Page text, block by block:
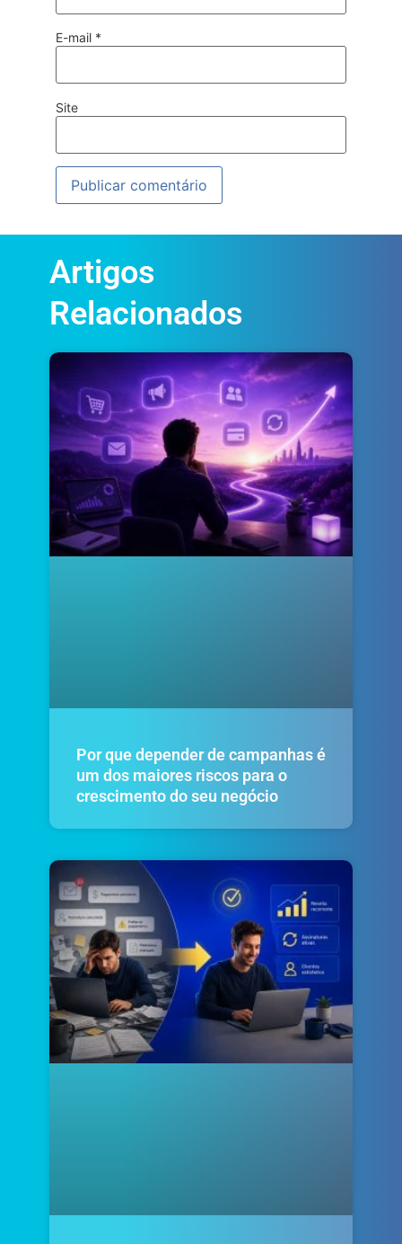
E-mail *
Site
Artigos
Relacionados
Por que depender de campanhas é
um dos maiores riscos para o
crescimento do seu negócio